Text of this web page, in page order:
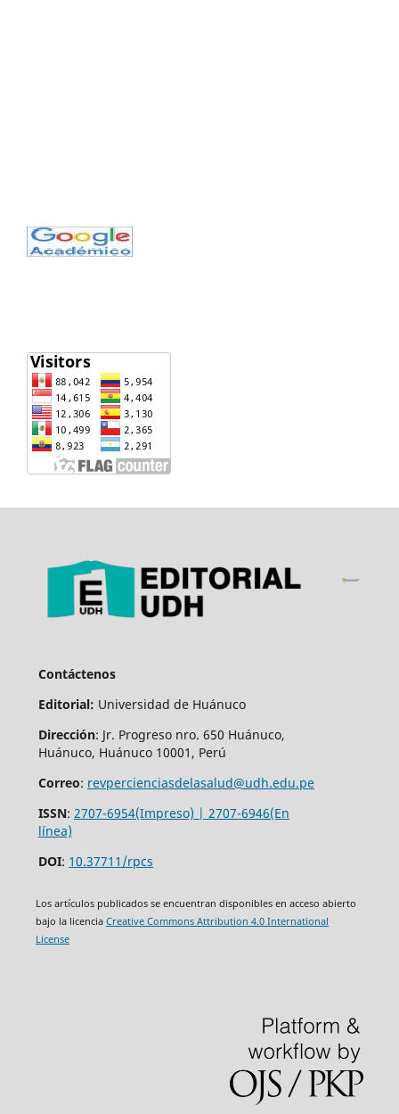
Contáctenos
Editorial: Universidad de Huánuco
Dirección: Jr. Progreso nro. 650 Huánuco,
Huánuco, Huánuco 10001, Perú
Correo: revpercienciasdelasalud@udh.edu.pe
ISSN: 2707-6954(Impreso) | 2707-6946(En
línea)
DOI: 10.37711/rpcs
Los artículos publicados se encuentran disponibles en acceso abierto
bajo la licencia Creative Commons Attribution 4.0 International
License